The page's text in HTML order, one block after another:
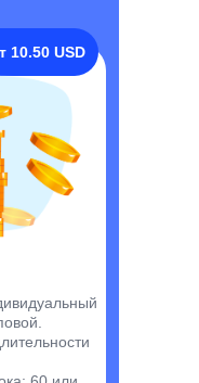
10.50 USD